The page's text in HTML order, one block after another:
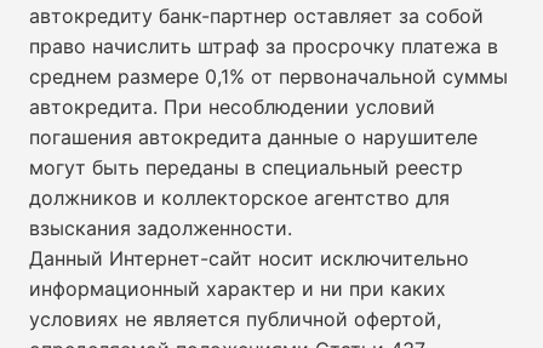
автокредиту банк-партнер оставляет за собой
право начислить штраф за просрочку платежа в
среднем размере 0,1% от первоначальной суммы
автокредита. При несоблюдении условий
погашения автокредита данные о нарушителе
могут быть переданы в специальный реестр
должников и коллекторское агентство для
взыскания задолженности.
Данный Интернет-сайт носит исключительно
информационный характер и ни при каких
условиях не является публичной офертой,